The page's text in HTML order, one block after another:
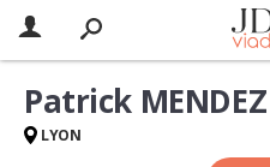
Patrick MENDEZ
LYON